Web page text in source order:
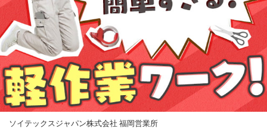
ソイテックスジャパン株式会社 福岡営業所